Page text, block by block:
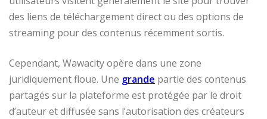
des liens de téléchargement direct ou des options de
streaming pour des contenus récemment sortis.
Cependant, Wawacity opère dans une zone
juridiquement floue. Une grande partie des contenus
partagés sur la plateforme est protégée par le droit
d’auteur et diffusée sans l’autorisation des créateurs